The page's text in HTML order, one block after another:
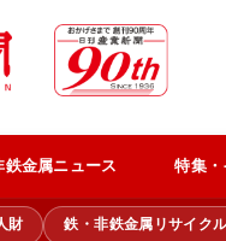
鉄金属ニュース 特集
財 鉄・非鉄金属リサイク